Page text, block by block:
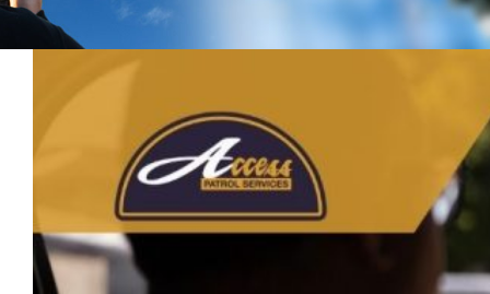
BLOG
PREGUNTAS FRECUENTES
CONTÁCTANOS